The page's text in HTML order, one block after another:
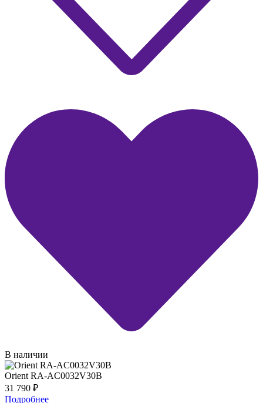
В наличии
Orient RA-AC0032V30B
31 790 ₽
Подробнее